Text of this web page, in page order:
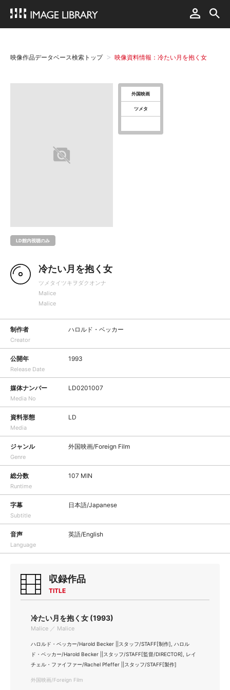
映像作品データベース検索トップ 映像資料情報：冷たい月を抱く女
LD館内視聴のみ
外国映画
ツメタ
冷たい月を抱く女
ツメタイツキヲダクオンナ
Malice
Malice
制作者
Creator
ハロルド・ベッカー
公開年
Release Date
1993
媒体ナンバー
Media No
LD0201007
資料形態
Media
LD
ジャンル
Genre
外国映画/Foreign Film
総分数
Runtime
107 MIN
字幕
Subtitle
日本語/Japanese
音声
Language
英語/English
収録作品
TITLE
冷たい月を抱く女 (1993)
Malice ／ Malice
ハロルド・ベッカー/Harold Becker ||スタッフ/STAFF[制作], ハロル
ド・ベッカー/Harold Becker ||スタッフ/STAFF[監督/DIRECTOR], レイ
チェル・ファイファー/Rachel Pfeffer ||スタッフ/STAFF[製作]
外国映画/Foreign Film